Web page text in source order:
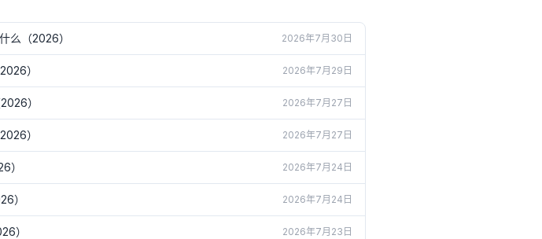
么（2026） 2026年7月30日
） 2026年7月29日
） 2026年7月27日
） 2026年7月27日
） 2026年7月24日
） 2026年7月24日
） 2026年7月23日